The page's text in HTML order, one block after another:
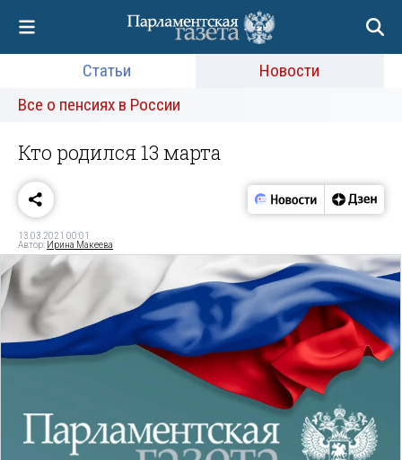
Статьи
Новости
Все о пенсиях в России
Кто родился 13 марта
13.03.2021 00:01
Автор: Ирина Макеева